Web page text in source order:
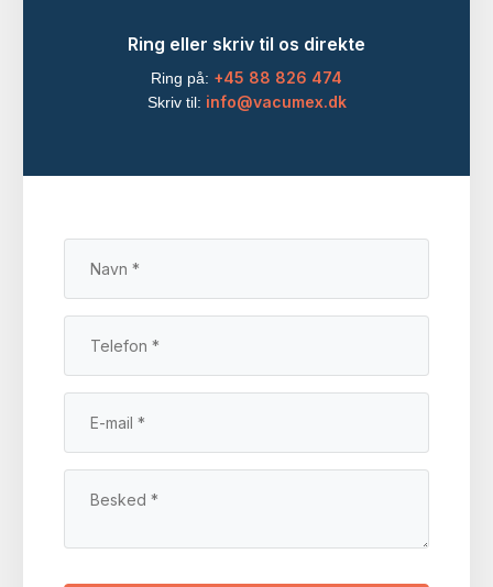
Ring eller skriv til os direkte
Ring på: +45 88 826 474
Skriv til: info@vacumex.dk